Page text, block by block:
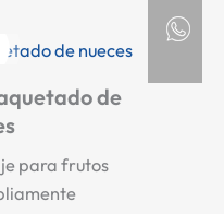
de
para frutos